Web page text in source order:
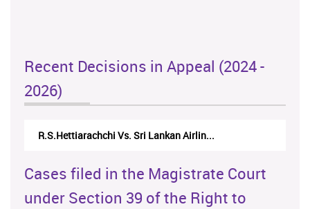
Recent Decisions in Appeal (2024 -
2026)
N.Kodituwakku Vs. Attorney General's De...
Cases filed in the Magistrate Court
under Section 39 of the Right to